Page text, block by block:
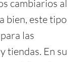
cambiarios al
bien, este tipo
las
tiendas. En su